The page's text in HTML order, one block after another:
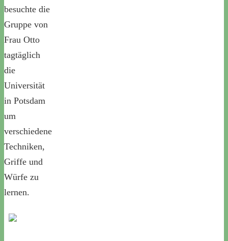
besuchte die
Gruppe von
Frau Otto
tagtäglich
die
Universität
in Potsdam
um
verschiedene
Techniken,
Griffe und
Würfe zu
lernen.